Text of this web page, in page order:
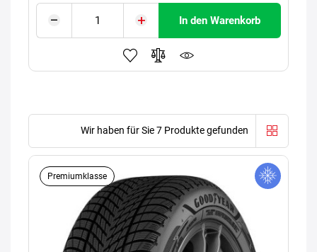
In den Warenkorb
Wir haben für Sie 7 Produkte gefunden
Premiumklasse